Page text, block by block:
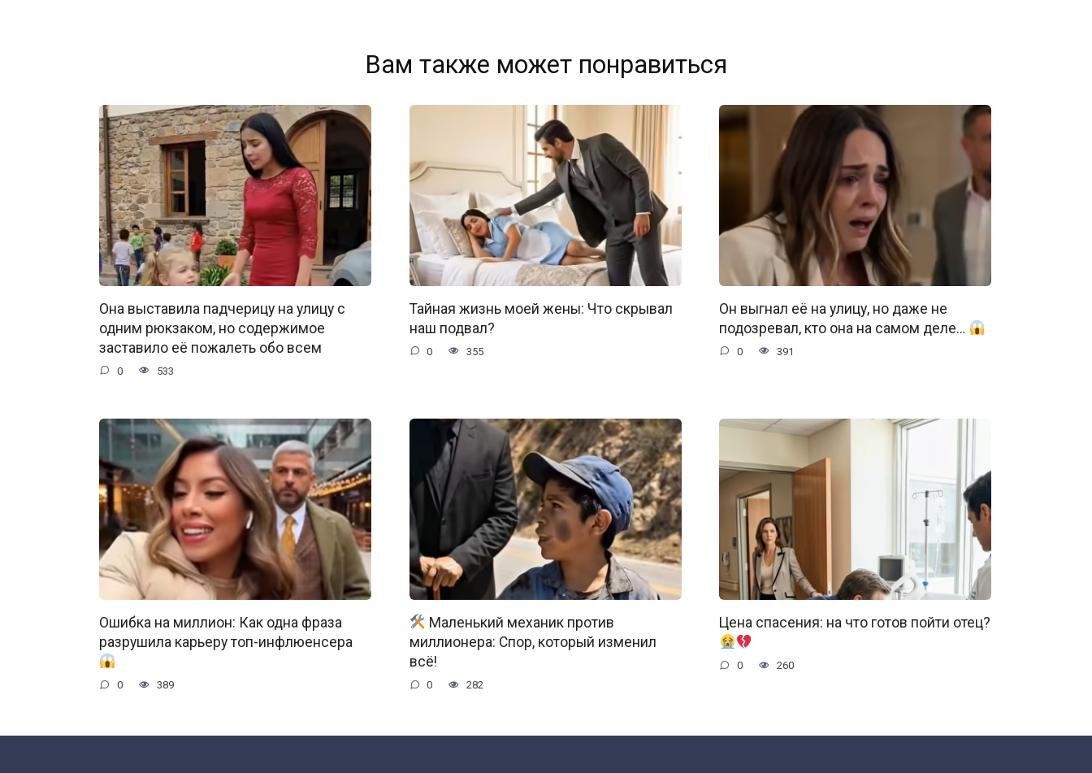
Вам также может понравиться
Она выставила падчерицу на улицу с
одним рюкзаком, но содержимое
заставило её пожалеть обо всем
0 533
Тайная жизнь моей жены: Что скрывал
наш подвал?
0 355
Он выгнал её на улицу, но даже не
подозревал, кто она на самом деле…
0 391
Ошибка на миллион: Как одна фраза
разрушила карьеру топ-инфлюенсера
0 389
Маленький механик против
миллионера: Спор, который изменил
всё!
0 282
Цена спасения: на что готов пойти отец?
0 260